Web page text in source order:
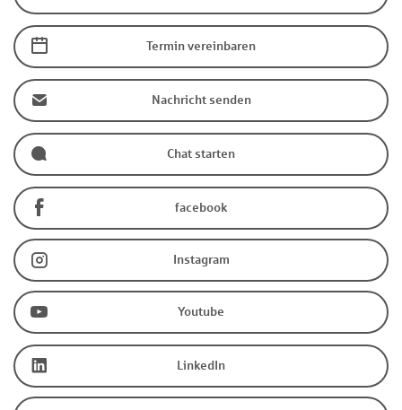
Termin vereinbaren
Nachricht senden
Chat starten
facebook
Instagram
Youtube
LinkedIn